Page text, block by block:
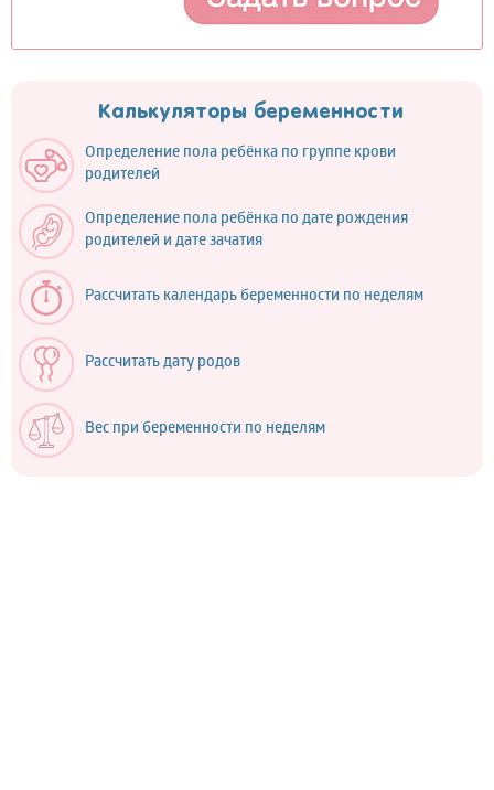
Калькуляторы беременности
Определение пола ребёнка по группе крови
родителей
Определение пола ребёнка по дате рождения
родителей и дате зачатия
Рассчитать календарь беременности по неделям
Рассчитать дату родов
Вес при беременности по неделям